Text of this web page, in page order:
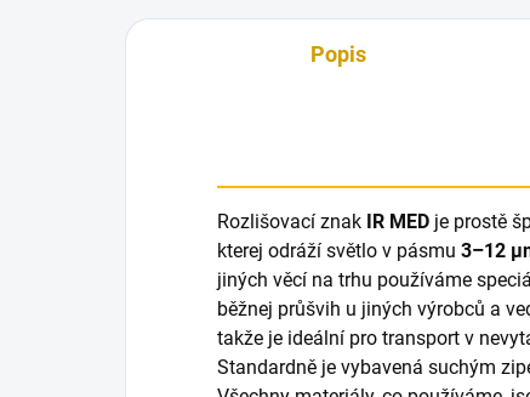
Popis
Rozlišovací znak IR MED je prostě
kterej odráží světlo v pásmu 3–12
jiných věcí na trhu používáme
běžnej průšvih u jiných výrobců a
takže je ideální pro transport v
Standardně je vybavená suchým